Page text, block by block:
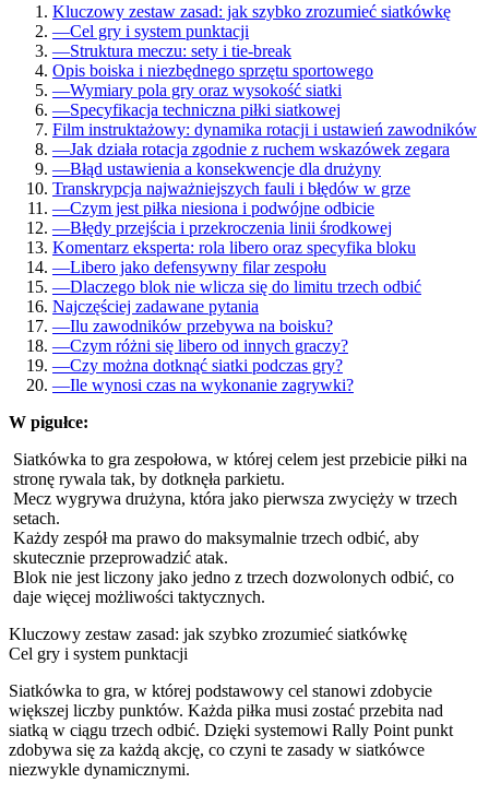
Kluczowy zestaw zasad: jak szybko zrozumieć siatkówkę
—Cel gry i system punktacji
—Struktura meczu: sety i tie-break
Opis boiska i niezbędnego sprzętu sportowego
—Wymiary pola gry oraz wysokość siatki
—Specyfikacja techniczna piłki siatkowej
Film instruktażowy: dynamika rotacji i ustawień zawodników
—Jak działa rotacja zgodnie z ruchem wskazówek zegara
—Błąd ustawienia a konsekwencje dla drużyny
Transkrypcja najważniejszych fauli i błędów w grze
—Czym jest piłka niesiona i podwójne odbicie
—Błędy przejścia i przekroczenia linii środkowej
Komentarz eksperta: rola libero oraz specyfika bloku
—Libero jako defensywny filar zespołu
—Dlaczego blok nie wlicza się do limitu trzech odbić
Najczęściej zadawane pytania
—Ilu zawodników przebywa na boisku?
—Czym różni się libero od innych graczy?
—Czy można dotknąć siatki podczas gry?
—Ile wynosi czas na wykonanie zagrywki?
W pigułce:
Siatkówka to gra zespołowa, w której celem jest przebicie piłki na
stronę rywala tak, by dotknęła parkietu.
Mecz wygrywa drużyna, która jako pierwsza zwycięży w trzech
setach.
Każdy zespół ma prawo do maksymalnie trzech odbić, aby
skutecznie przeprowadzić atak.
Blok nie jest liczony jako jedno z trzech dozwolonych odbić, co
daje więcej możliwości taktycznych.
Kluczowy zestaw zasad: jak szybko zrozumieć siatkówkę
Cel gry i system punktacji
Siatkówka to gra, w której podstawowy cel stanowi zdobycie
większej liczby punktów. Każda piłka musi zostać przebita nad
siatką w ciągu trzech odbić. Dzięki systemowi Rally Point punkt
zdobywa się za każdą akcję, co czyni te zasady w siatkówce
niezwykle dynamicznymi.